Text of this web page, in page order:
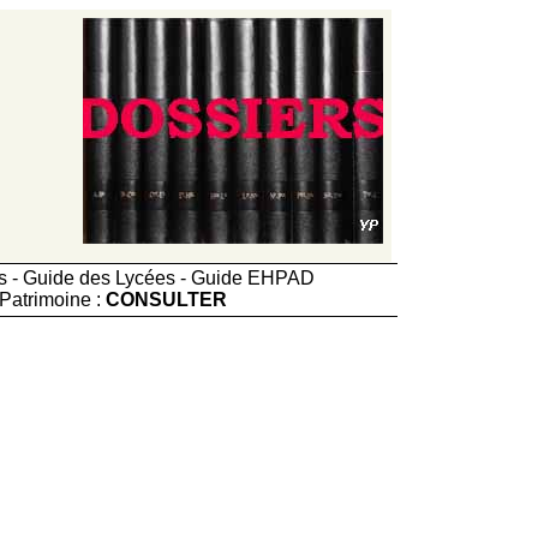
- Guide des Lycées - Guide EHPAD
: CONSULTER